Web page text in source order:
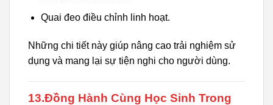
Quai đeo điều chỉnh linh hoạt.
Những chi tiết này giúp nâng cao trải nghiệm sử
dụng và mang lại sự tiện nghi cho người dùng.
13.Đồng Hành Cùng Học Sinh Trong